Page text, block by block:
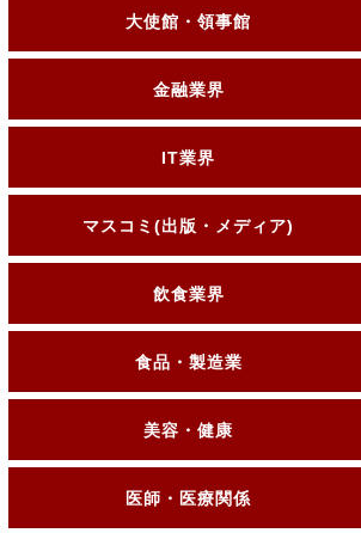
大使館・領事館
金融業界
IT業界
マスコミ(出版・メディア)
飲食業界
食品・製造業
美容・健康
医師・医療関係